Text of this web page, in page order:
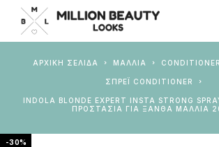
ΑΡΧΙΚΉ ΣΕΛΊΔΑ ΜΑΛΛΙΑ
ΣΠΡΈΙ CONDITIONER
INDOLA BLONDE EXPERT INSTA STRONG SPRAY CONDITIONER-
ΠΡΟΣΤΑΣΊΑ ΓΙΑ ΞΑΝΘΆ ΜΑΛΛΙΆ
-30%